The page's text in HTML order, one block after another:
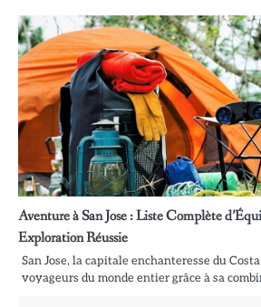
Aventure à San Jose : Liste Complète
Exploration Réussie
San Jose, la capitale enchanteresse du
voyageurs du monde entier grâce à sa